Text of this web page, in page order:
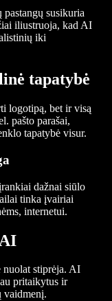
susikuria
iliustruoja, kad AI
iki
tapatybė
logotipą, bet ir visą
pašto parašai,
tapatybė visur.
dažnai siūlo
tinka įvairiai
internetui.
stiprėja. AI
pritaikytus ir
vaidmenį.